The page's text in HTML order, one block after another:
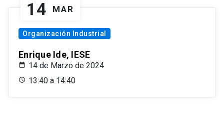
14 MAR
Organización Industrial
Enrique Ide, IESE
14 de Marzo de 2024
13:40 a 14:40